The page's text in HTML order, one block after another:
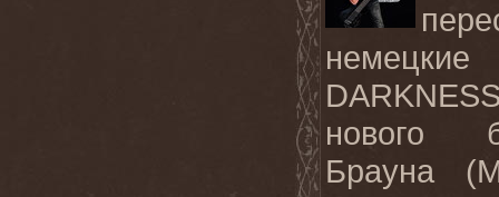
нового
Брауна (